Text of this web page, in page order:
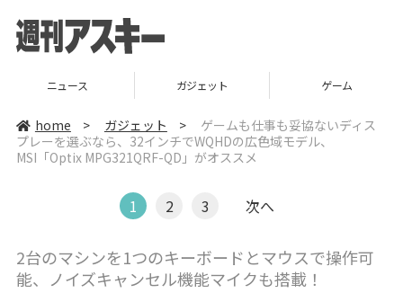
ニュース ガジェット ゲーム
home > ガジェット >
ゲームも仕事も妥協ないディス
プレーを選ぶなら、32インチでWQHDの広色域モデル、
MSI「Optix MPG321QRF-QD」がオススメ
1 2 3 次へ
2台のマシンを1つのキーボードとマウスで操作可
能、ノイズキャンセル機能マイクも搭載！